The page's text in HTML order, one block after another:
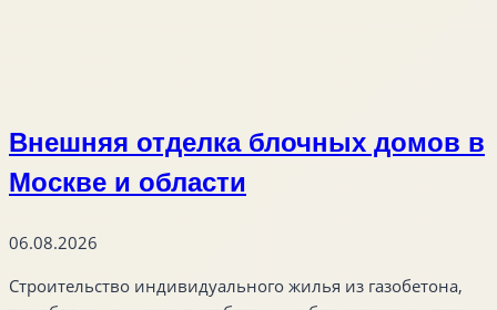
Внешняя отделка блочных домов в
Москве и области
06.08.2026
Строительство индивидуального жилья из газобетона,